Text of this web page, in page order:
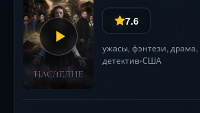
7.6
ужасы, фэнтези, драма,
детектив•США